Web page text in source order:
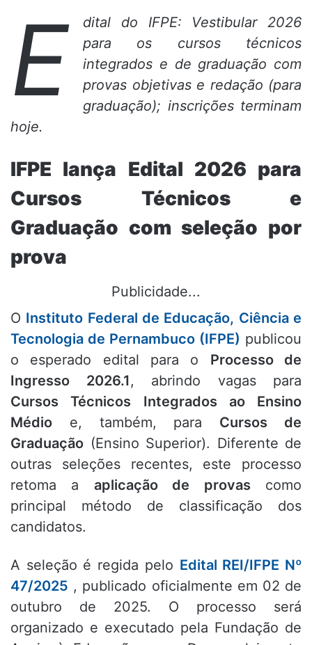
E
dital do IFPE: Vestibular 2026
para os cursos técnicos
integrados e de graduação com
provas objetivas e redação (para
graduação); inscrições terminam
hoje.
IFPE lança Edital 2026 para
Cursos Técnicos e
Graduação com seleção por
prova
Publicidade...
O Instituto Federal de Educação, Ciência e
Tecnologia de Pernambuco (IFPE) publicou
o esperado edital para o Processo de
Ingresso 2026.1, abrindo vagas para
Cursos Técnicos Integrados ao Ensino
Médio e, também, para Cursos de
Graduação (Ensino Superior). Diferente de
outras seleções recentes, este processo
retoma a aplicação de provas como
principal método de classificação dos
candidatos.
A seleção é regida pelo Edital REI/IFPE Nº
47/2025 , publicado oficialmente em 02 de
outubro de 2025. O processo será
organizado e executado pela Fundação de